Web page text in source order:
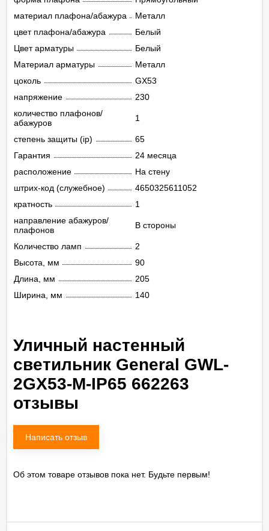
материал плафона/абажура
Металл
цвет плафона/абажура
Белый
Цвет арматуры
Белый
Материал арматуры
Металл
цоколь
GX53
напряжение
230
количество плафонов/
абажуров
1
степень защиты (ip)
65
Гарантия
24 месяца
расположение
На стену
штрих-код (служебное)
4650325611052
кратность
1
направление абажуров/
плафонов
В стороны
Количество ламп
2
Высота, мм
90
Длина, мм
205
Ширина, мм
140
Уличный настенный
светильник General GWL-
2GX53-M-IP65 662263
отзывы
Написать отзыв
Об этом товаре отзывов пока нет. Будьте первым!